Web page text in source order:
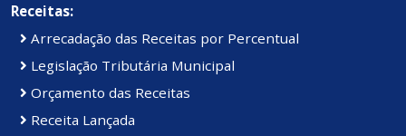
Receitas:
Arrecadação das Receitas por Percentual
Legislação Tributária Municipal
Orçamento das Receitas
Receita Lançada